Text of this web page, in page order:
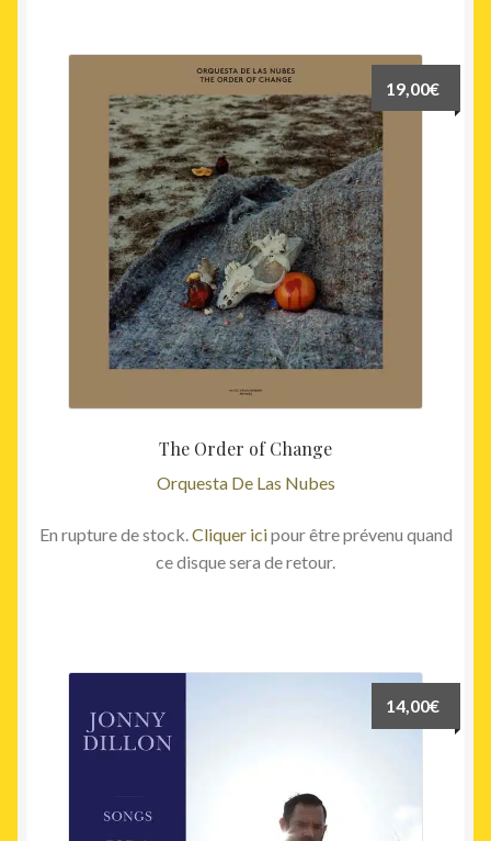
The Order of Change
Orquesta De Las Nubes
19,00€
En rupture de stock.Cliquer icipour être prévenu quand
ce disque sera de retour.
14,00€